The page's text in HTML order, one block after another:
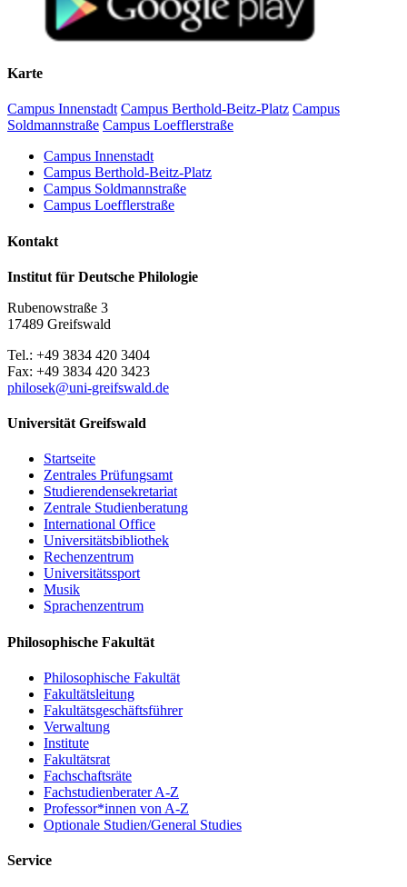
Begrüßung und Einführung
10.40–12.15 Uhr:
Matthias Vollmer (Greifswald): Zur pommerschen
Flurnamenforschung
Katharina Oelze / Friederike Burmann (Greifswald): Das
digitale vorpommersche Flurnamenbuch
Mittagspause
13.00–14.00 Uhr
Martin Lichtwark (Rostock): Digitale Deskribierung des
Initiative
historischen Amtes Eldena in den Akten der akademischen
Präfekturial– und Patronatsverwaltung im Greifswalder
Kaffeepause
Flurnamenforschung
Christoph Schmitt / Holger Meyer (Rostock): Perspektiven
und Potenziale eines digitalen Dienstes für Flurnamen aus
Mecklenburg, Vorpommern und dem nordwestlichen Polen
Resümee, Ausblick
Um Anmeldung per email bis 15. Mai 2017 wird gebeten:
Matthias Vollmer
Karte
Campus Innenstadt Campus Berthold-Beitz-Platz Campus
Soldmannstraße Campus Loefflerstraße
Campus Innenstadt
Campus Berthold-Beitz-Platz
Campus Soldmannstraße
Campus Loefflerstraße
Kontakt
Institut für Deutsche Philologie
Rubenowstraße 3
17489 Greifswald
Tel.: +49 3834 420 3404
Fax: +49 3834 420 3423
philosek@uni-greifswald.de
Universität Greifswald
Startseite
Zentrales Prüfungsamt
Studierendensekretariat
Zentrale Studienberatung
International Office
Universitätsbibliothek
Rechenzentrum
Universitätssport
Musik
Sprachenzentrum
Philosophische Fakultät
Philosophische Fakultät
Fakultätsleitung
Fakultätsgeschäftsführer
Verwaltung
Institute
Fakultätsrat
Fachschaftsräte
Fachstudienberater A-Z
Professor*innen von A-Z
Optionale Studien/General Studies
Service